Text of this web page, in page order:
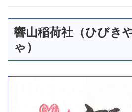
響山稲荷社（ひびき
ゃ）